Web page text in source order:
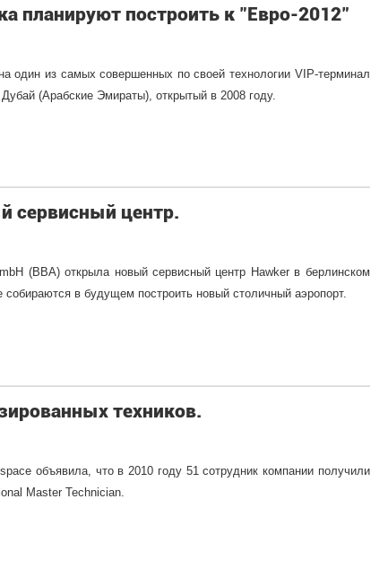
планируют построить к "Евро-2012"
один из самых совершенных по своей технологии VIP-терминал
(Арабские Эмираты), открытый в 2008 году.
сервисный центр.
(BBA) открыла новый сервисный центр Hawker в берлинском
собираются в будущем построить новый столичный аэропорт.
техников.
объявила, что в 2010 году 51 сотрудник компании получили
Master Technician.